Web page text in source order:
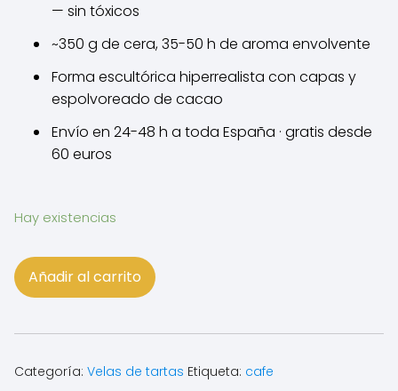
— sin tóxicos
~350 g de cera, 35-50 h de aroma envolvente
Forma escultórica hiperrealista con capas y
espolvoreado de cacao
Envío en 24-48 h a toda España · gratis desde
60 euros
Hay existencias
Vela
de
|
a
Añadir al carrito
Categoría: Velas de tartas Etiqueta: cafe